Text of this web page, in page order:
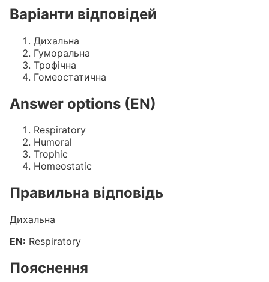
Варіанти відповідей
Дихальна
Гуморальна
Трофічна
Гомеостатична
Answer options (EN)
Respiratory
Humoral
Trophic
Homeostatic
Правильна відповідь
Дихальна
EN: Respiratory
Пояснення